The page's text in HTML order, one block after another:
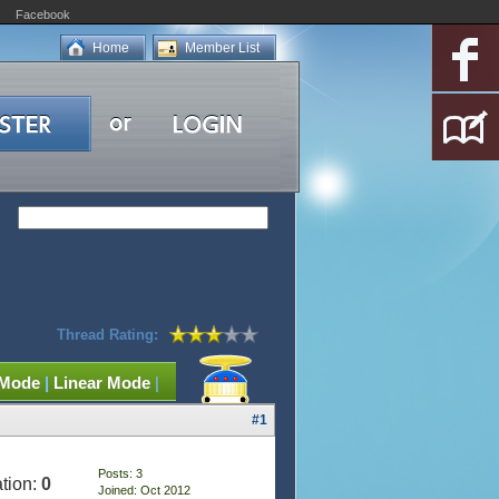
Facebook
Member List
Home
Thread Rating:
| Linear Mode |
#1
0
Posts: 3
Joined: Oct 2012